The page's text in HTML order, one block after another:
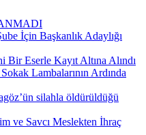
İçin Başkanlık Adaylığı
Bir Eserle Kayıt Altına Alındı
Lambalarının Ardında
silahla öldürüldüğü
ve Savcı Meslekten İhraç